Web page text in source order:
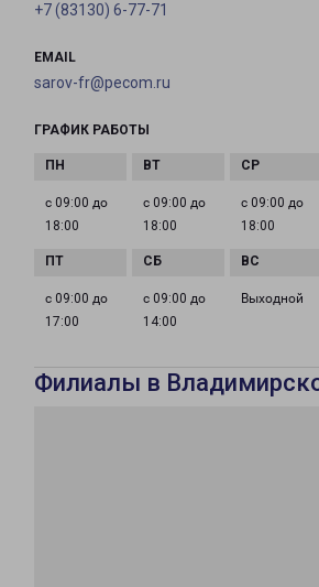
+7 (83130) 6-77-71
EMAIL
sarov-fr@pecom.ru
ГРАФИК РАБОТЫ
с 09:00 до
18:00
с 09:00 до
18:00
с 09:00 до
18:00
с 09:00 до
17:00
с 09:00 до
14:00
Выходной
Филиалы в